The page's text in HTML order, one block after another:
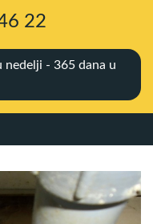
22
nedelji - 365 dana u